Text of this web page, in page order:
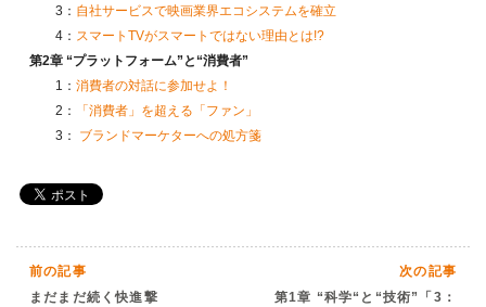
3： 自社サービスで映画業界エコシステムを確立
4： スマートTVがスマートではない理由とは!?
第2章 “プラットフォーム”と“消費者”
1： 消費者の対話に参加せよ！
2：
「消費者」を超える「ファン」
3： ブランドマーケターへの処方箋
前の記事
まだまだ続く快進撃
次の記事
第1章 “科学“と“技術”「3：